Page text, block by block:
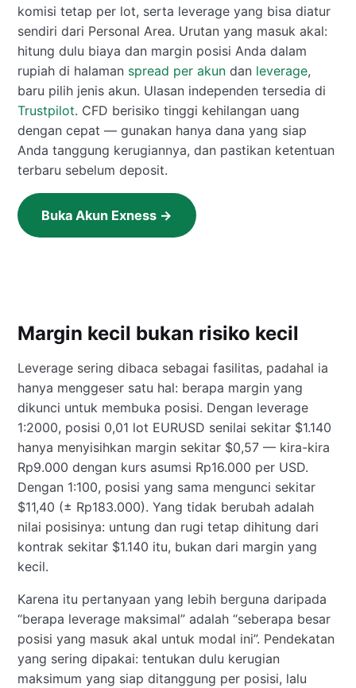
komisi tetap per lot, serta leverage yang bisa diatur
sendiri dari Personal Area. Urutan yang masuk akal:
hitung dulu biaya dan margin posisi Anda dalam
rupiah di halaman spread per akun dan leverage,
baru pilih jenis akun. Ulasan independen tersedia di
Trustpilot. CFD berisiko tinggi kehilangan uang
dengan cepat — gunakan hanya dana yang siap
Anda tanggung kerugiannya, dan pastikan ketentuan
terbaru sebelum deposit.
Buka Akun Exness →
Margin kecil bukan risiko kecil
Leverage sering dibaca sebagai fasilitas, padahal ia
hanya menggeser satu hal: berapa margin yang
dikunci untuk membuka posisi. Dengan leverage
1:2000, posisi 0,01 lot EURUSD senilai sekitar $1.140
hanya menyisihkan margin sekitar $0,57 — kira-kira
Rp9.000 dengan kurs asumsi Rp16.000 per USD.
Dengan 1:100, posisi yang sama mengunci sekitar
$11,40 (± Rp183.000). Yang tidak berubah adalah
nilai posisinya: untung dan rugi tetap dihitung dari
kontrak sekitar $1.140 itu, bukan dari margin yang
kecil.
Karena itu pertanyaan yang lebih berguna daripada
“berapa leverage maksimal” adalah “seberapa besar
posisi yang masuk akal untuk modal ini”. Pendekatan
yang sering dipakai: tentukan dulu kerugian
maksimum yang siap ditanggung per posisi, lalu